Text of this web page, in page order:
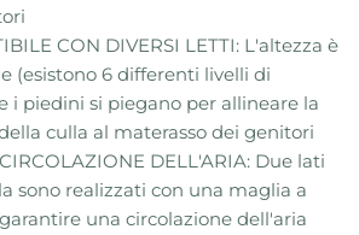
CON DIVERSI LETTI: L'altezza è
(esistono 6 differenti livelli di
i piedini si piegano per allineare la
culla al materasso dei genitori
DELL'ARIA: Due lati
sono realizzati con una maglia a
una circolazione dell'aria